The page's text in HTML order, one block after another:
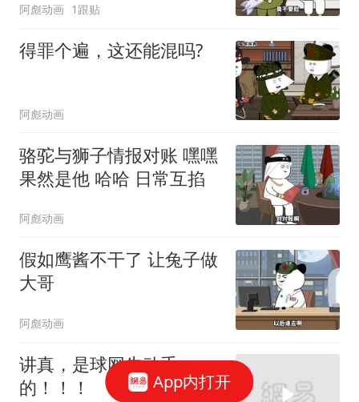
阿彪动画 1跟贴
得罪个遍，这还能混吗?
阿彪动画
骆驼与狮子情报对账 嘿嘿
果然是他 哈哈 日常互掐
阿彪动画
假如鹰酱不干了 让兔子做
大哥
阿彪动画
讲真，是球网先动手
的！！！
App内打开